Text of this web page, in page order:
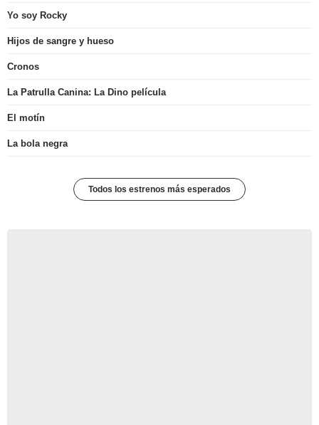
Yo soy Rocky
Hijos de sangre y hueso
Cronos
La Patrulla Canina: La Dino película
El motín
La bola negra
Todos los estrenos más esperados